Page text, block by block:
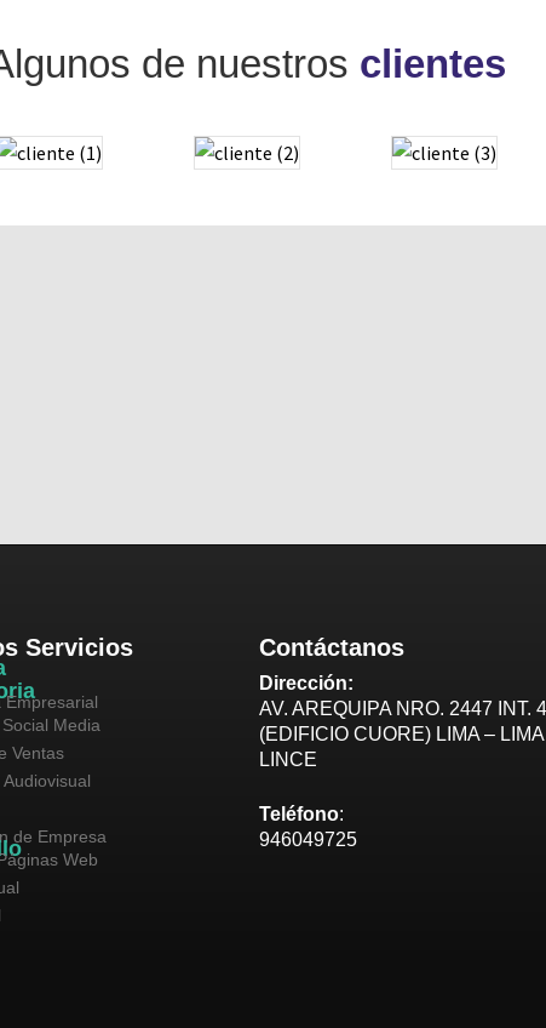
de nuestros clientes
Servicios
Empresarial
Media
Ventas
de Empresa
Web
Contáctanos
Dirección:
AV. AREQUIPA NRO. 2447 INT.
(EDIFICIO CUORE) LIMA –
LINCE
Teléfono:
946049725